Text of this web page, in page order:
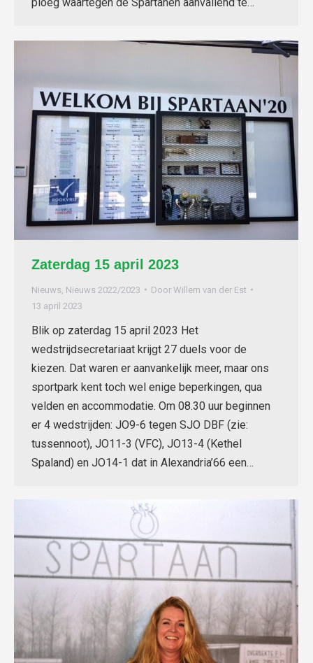
Zaterdag 15 april 2023
Nieuws Nieuws 2022/2023 Door Willem van der Est
13 april 2023
Blik op zaterdag 15 april 2023 Het
wedstrijdsecretariaat krijgt 27 duels voor de
kiezen. Dat waren er aanvankelijk meer, maar ons
sportpark kent toch wel enige beperkingen, qua
velden en accommodatie. Om 08.30 uur beginnen
er 4 wedstrijden: JO9-6 tegen SJO DBF (zie:
tussennoot), JO11-3 (VFC), JO13-4 (Kethel
Spaland) en JO14-1 dat in Alexandria’66 een…